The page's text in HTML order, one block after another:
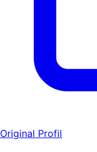
Original Profil